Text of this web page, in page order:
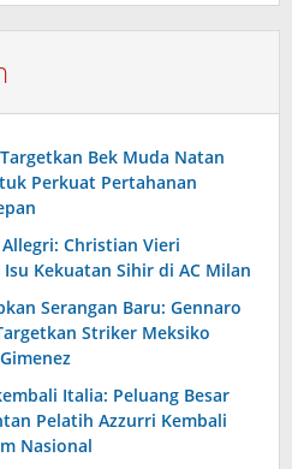
Bek Muda Natan
Perkuat Pertahanan
Christian Vieri
Isu Kekuatan Sihir di AC Milan
Serangan Baru: Gennaro
Striker Meksiko
Italia: Peluang Besar
Pelatih Azzurri Kembali
Nasional